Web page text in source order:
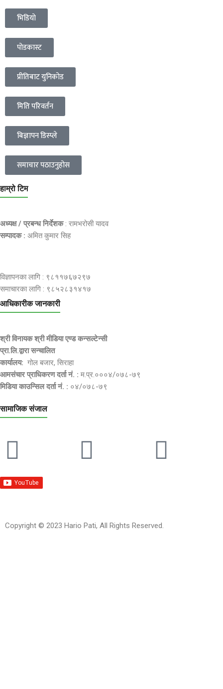
भिडियो
पोडकास्ट
प्रीतिबाट युनिकोड
मिति परिवर्तन
बिज्ञापन डिस्प्ले
समाचार पठाउनुहोस
हाम्रो टिम
अध्यक्ष / प्रबन्ध निर्देशक: रामभरोसी यादव
सम्पादक : अमित कुमार सिह
विज्ञापनका लागि : ९८११७६७२९७
समाचारका लागि : ९८५२८३१४१७
आधिकारीक जानकारी
श्री विनायक श्री मीडिया एण्ड कन्सल्टेन्सी
प्रा.लि.द्वारा सन्चालित
कार्यालय: गोल बजार, सिराहा
आमसंचार प्राधिकरण दर्ता नं. : म.प्र.०००४/०७८-७९
मिडिया काउन्सिल दर्ता नं. : ०४/०७८-७९
सामाजिक संजाल
Copyright © 2023 Hario Pati, All Rights Reserved.